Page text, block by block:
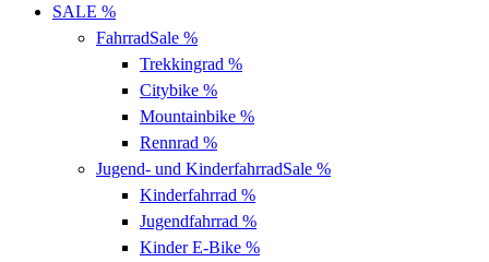
SALE %
FahrradSale %
Trekkingrad %
Citybike %
Mountainbike %
Rennrad %
Jugend- und KinderfahrradSale %
Kinderfahrrad %
Jugendfahrrad %
Kinder E-Bike %